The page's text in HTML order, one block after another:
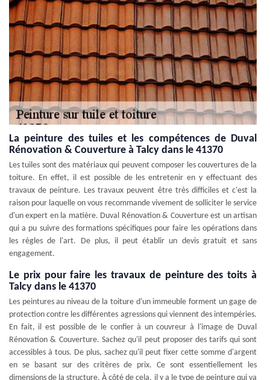
La peinture des tuiles et les compétences de Duval
Rénovation & Couverture à Talcy dans le 41370
Les tuiles sont des matériaux qui peuvent composer les couvertures de la
toiture. En effet, il est possible de les entretenir en y effectuant des
travaux de peinture. Les travaux peuvent être très difficiles et c'est la
raison pour laquelle on vous recommande vivement de solliciter le service
d'un expert en la matière. Duval Rénovation & Couverture est un artisan
qui a pu suivre des formations spécifiques pour faire les opérations dans
les règles de l'art. De plus, il peut établir un devis gratuit et sans
engagement.
Le prix pour faire les travaux de peinture des toits à
Talcy dans le 41370
Les peintures au niveau de la toiture d'un immeuble forment un gage de
protection contre les différentes agressions qui viennent des intempéries.
En fait, il est possible de le confier à un couvreur à l'image de Duval
Rénovation & Couverture. Sachez qu'il peut proposer des tarifs qui sont
accessibles à tous. De plus, sachez qu'il peut fixer cette somme d'argent
en se basant sur des critères de prix. Ce sont essentiellement les
dimensions de la structure. À côté de cela, il y a le type de peinture qui va